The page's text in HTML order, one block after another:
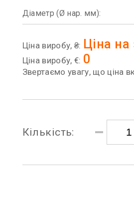
Діаметр (Ø нар. мм):
Ціна виробу, ₴: Ціна
Ціна виробу, €: 0
Звертаємо увагу, що ціна
Кількість: